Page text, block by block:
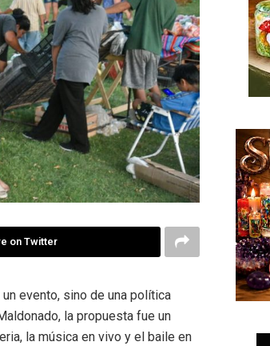
on Twitter
evento, sino de una política
la propuesta fue un
la música en vivo y el baile en